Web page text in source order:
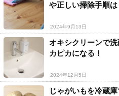
や正しい掃除手順は
2024年9月13日
オキシクリーンで
カピカになる！
2024年12月5日
じゃがいもを冷蔵